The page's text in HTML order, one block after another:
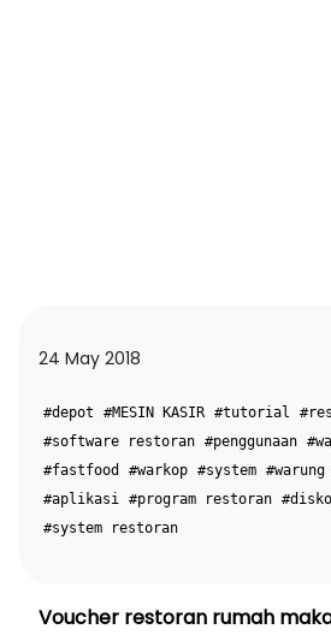
24 May 2018
#depot #MESIN KASIR #tutorial
#software restoran #penggunaan
#fastfood
#warkop #system #warung
#aplikasi
#program restoran
#system restoran
Voucher restoran rumah